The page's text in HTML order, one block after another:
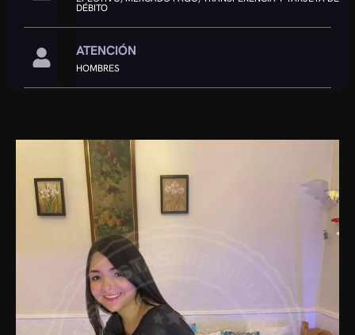
DÉBITO
ATENCIÓN
HOMBRES